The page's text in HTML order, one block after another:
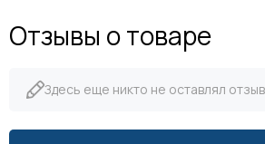
Отзывы о товаре
Здесь еще никто не оставлял